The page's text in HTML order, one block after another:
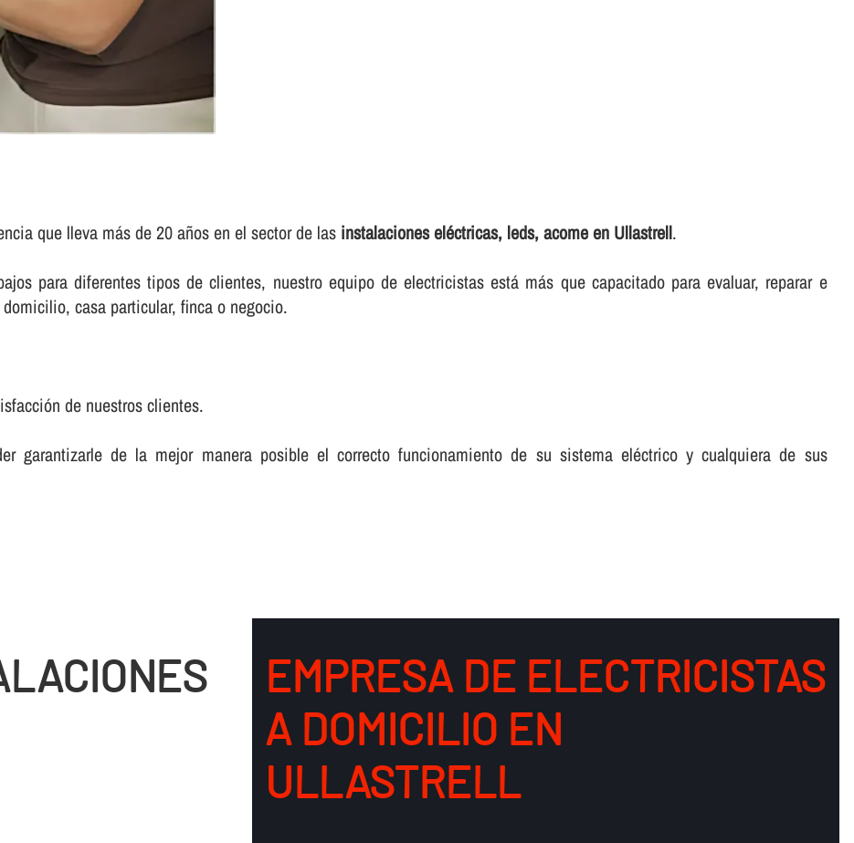
que lleva más de 20 años en el sector de las instalaciones eléctricas, leds, acome en Ullastrell.
para diferentes tipos de clientes, nuestro equipo de electricistas está más que capacitado para evaluar, reparar e
casa particular, finca o negocio.
de nuestros clientes.
garantizarle de la mejor manera posible el correcto funcionamiento de su sistema eléctrico y cualquiera de sus
EMPRESA DE ELECTRICISTAS
A DOMICILIO EN
ULLASTRELL